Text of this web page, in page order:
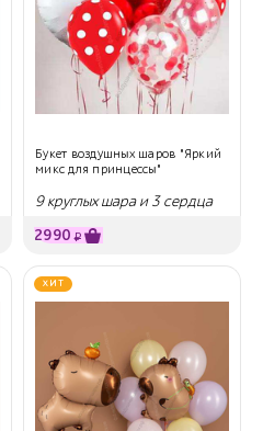
Букет воздушных шаров "Яркий
микс для принцессы"
9 круглых шара и 3 сердца
2990 ₽
ХИТ